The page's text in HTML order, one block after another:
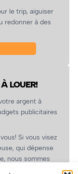
le trip, aiguiser
redonner à des
LOUER!
argent à
publicitaires
Si vous visez
qui dépense
nous sommes